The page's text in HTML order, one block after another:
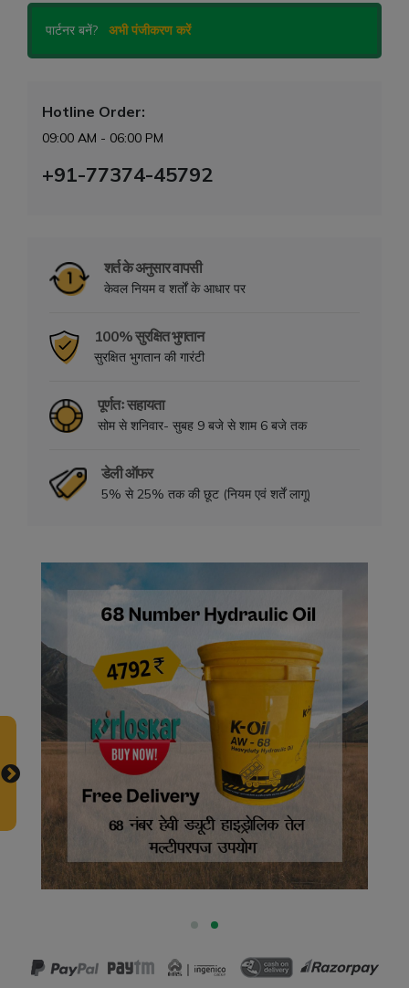
पार्टनर बनें? अभी पंजीकरण करें
Hotline Order:
09:00 AM - 06:00 PM
+91-77374-45792
शर्त के अनुसार वापसी
केवल नियम व शर्तों के आधार पर
100% सुरक्षित भुगतान
सुरक्षित भुगतान की गारंटी
पूर्णतः सहायता
सोम से शनिवार- सुबह 9 बजे से शाम 6 बजे तक
डेली ऑफर
5% से 25% तक की छूट (नियम एवं शर्तें लागू)